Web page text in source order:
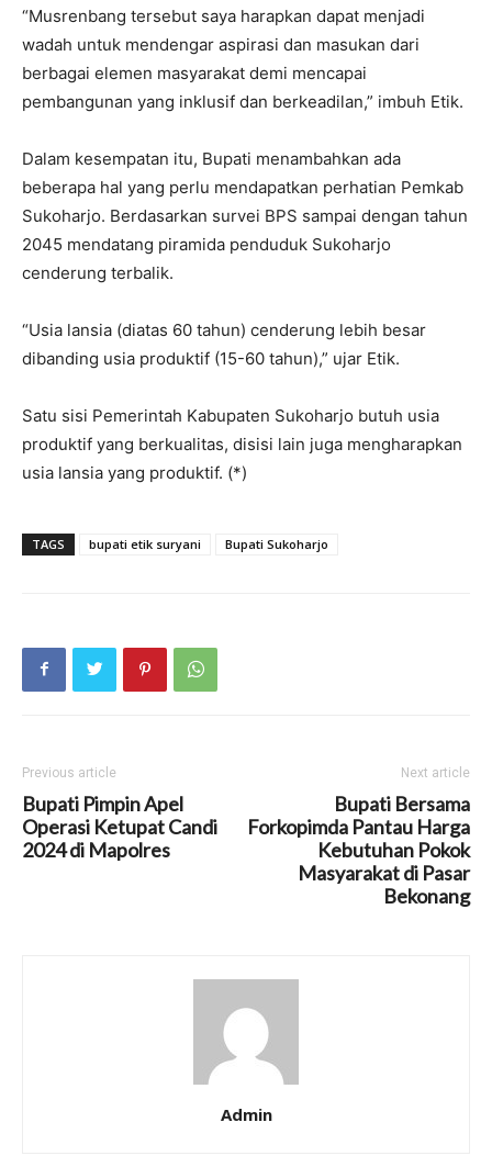
“Musrenbang tersebut saya harapkan dapat menjadi
wadah untuk mendengar aspirasi dan masukan dari
berbagai elemen masyarakat demi mencapai
pembangunan yang inklusif dan berkeadilan,” imbuh Etik.
Dalam kesempatan itu, Bupati menambahkan ada
beberapa hal yang perlu mendapatkan perhatian Pemkab
Sukoharjo. Berdasarkan survei BPS sampai dengan tahun
2045 mendatang piramida penduduk Sukoharjo
cenderung terbalik.
“Usia lansia (diatas 60 tahun) cenderung lebih besar
dibanding usia produktif (15-60 tahun),” ujar Etik.
Satu sisi Pemerintah Kabupaten Sukoharjo butuh usia
produktif yang berkualitas, disisi lain juga mengharapkan
usia lansia yang produktif. (*)
TAGS bupati etik suryani Bupati Sukoharjo
Previous article
Bupati Pimpin Apel
Operasi Ketupat Candi
2024 di Mapolres
Next article
Bupati Bersama
Forkopimda Pantau Harga
Kebutuhan Pokok
Masyarakat di Pasar
Bekonang
Admin